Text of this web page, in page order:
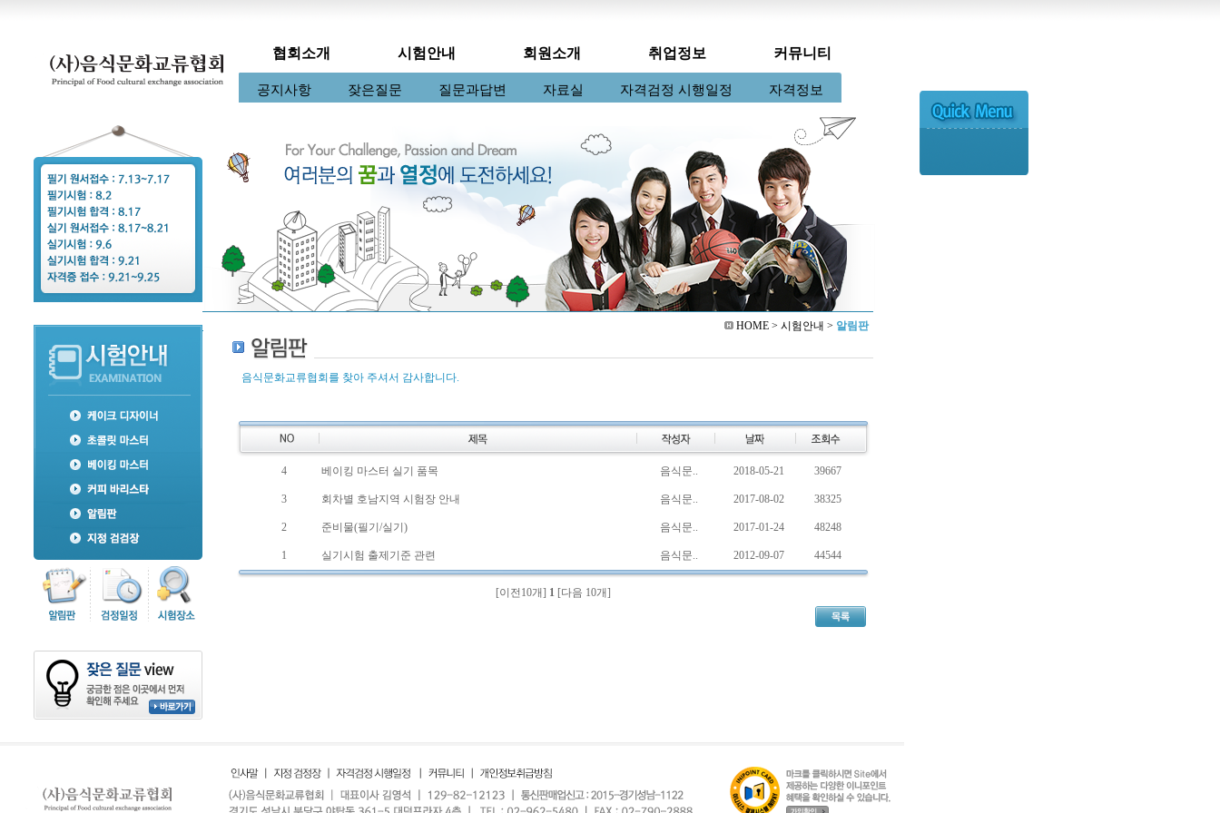
협회소개
인사말 조직도 오시는길
시험안내
케이크디자이너 초콜릿마스터 베이킹마스터 커피바리스타 알림판
회원소개
임원소개 협회소식
취업정보
구인정보 구직정보
커뮤니티
공지사항 잦은질문 질문과답변 자료실 자격검정 시행일정 자격정보
HOME > 시험안내 > 알림판
음식문화교류협회를 찾아 주셔서 감사합니다.
4 베이킹 마스터 실기 품목 음식문.. 2018-05-21 39667
3 회차별 호남지역 시험장 안내 음식문.. 2017-08-02 38325
2 준비물(필기/실기) 음식문.. 2017-01-24 48248
1 실기시험 출제기준 관련 음식문.. 2012-09-07 44544
[이전10개] 1[다음 10개]